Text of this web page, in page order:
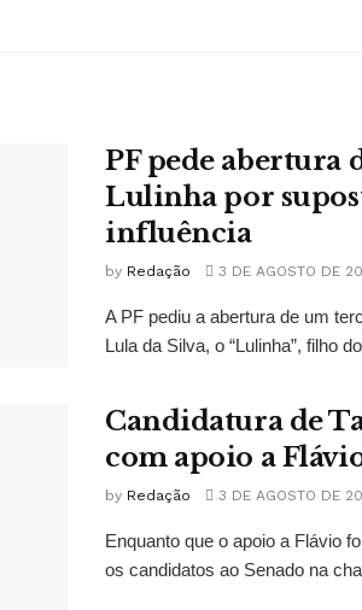
PF pede abertura
Lulinha por
influência
by Redação 3 DE AGOSTO DE
A PF pediu a abertura de um
Lula da Silva, o “Lulinha”, filho
Candidatura de
com apoio a
by Redação 3 DE AGOSTO DE
Enquanto que o apoio a Flávio
os candidatos ao Senado na